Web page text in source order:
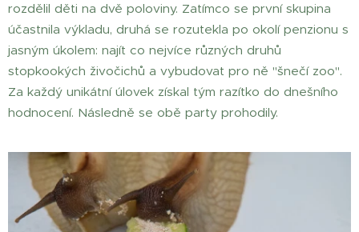
rozdělil děti na dvě poloviny. Zatímco se první skupina
účastnila výkladu, druhá se rozutekla po okolí penzionu s
jasným úkolem: najít co nejvíce různých druhů
stopkookých živočichů a vybudovat pro ně "šnečí zoo".
Za každý unikátní úlovek získal tým razítko do dnešního
hodnocení. Následně se obě party prohodily.